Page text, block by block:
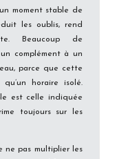
moment stable de
les oublis, rend
Beaucoup de
complément à un
parce que cette
horaire isolé.
est celle indiquée
toujours sur les
ne pas multiplier les